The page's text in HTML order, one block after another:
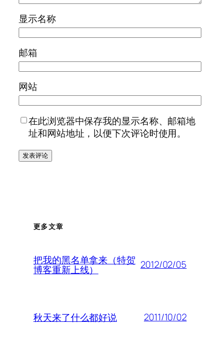
显示名称
邮箱
网站
在此浏览器中保存我的显示名称、邮箱地
址和网站地址，以便下次评论时使用。
更多文章
把我的黑名单拿来（特贺
博客重新上线） 2012/02/05
秋天来了什么都好说 2011/10/02